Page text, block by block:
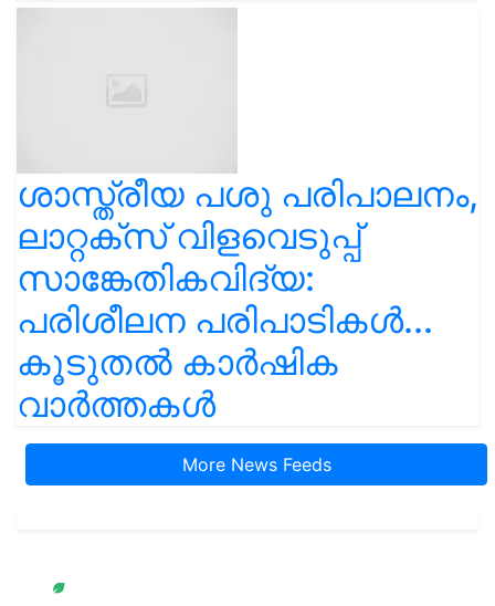
ശാസ്ത്രീയ പശു പരിപാലനം,
ലാറ്റക്സ് വിളവെടുപ്പ്
സാങ്കേതികവിദ്യ:
പരിശീലന പരിപാടികൾ...
കൂടുതൽ കാർഷിക
വാർത്തകൾ
More News Feeds